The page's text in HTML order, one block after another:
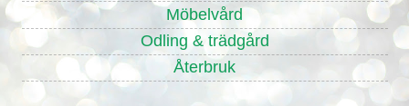
Möbelvård
Odling & trädgård
Återbruk